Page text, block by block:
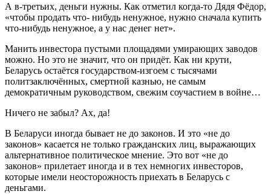
А в-третьих, деньги нужны. Как отметил когда-то Дядя Фёдор,
«чтобы продать что- нибудь ненужное, нужно сначала купить
что-нибудь ненужное, а у нас денег нет».
Манить инвестора пустыми площадями умирающих заводов
можно. Но это не значит, что он придёт. Как ни крути,
Беларусь остаётся государством-изгоем с тысячами
политзаключённых, смертной казнью, не самым
демократичным руководством, свежим соучастием в войне…
Ничего не забыл? Ах, да!
В Беларуси иногда бывает не до законов. И это «не до
законов» касается не только гражданских лиц, выражающих
альтернативное политическое мнение. Это вот «не до
законов» прилетает иногда и в тех немногих инвесторов,
которые имели неосторожность приехать в Беларусь с
деньгами.